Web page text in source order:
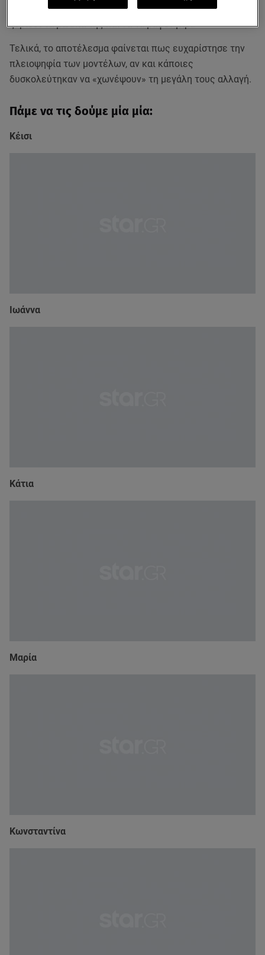
Αρνητική αντίδραση είχε και ηΣουζάνα, που κλήθηκε να
ξυρίσει τα μαλλιά της και να τα βάψει γκρι.
Τελικά, το αποτέλεσμα φαίνεται πως ευχαρίστησε την
πλειοψηφία των μοντέλων, αν και κάποιες
δυσκολεύτηκαν να «χωνέψουν» τη μεγάλη τους αλλαγή.
Πάμε να τις δούμε μία μία:
Κέισι
Ιωάννα
Κάτια
Μαρία
Κωνσταντίνα